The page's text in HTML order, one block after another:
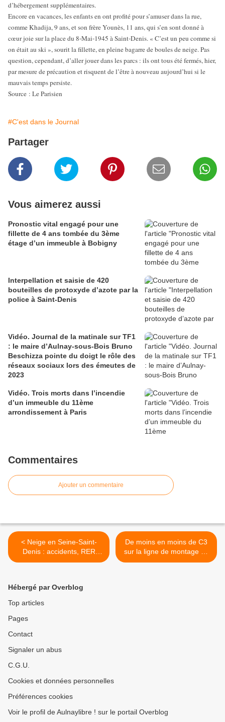
d’hébergement supplémentaires.
Encore en vacances, les enfants en ont profité pour s’amuser dans la rue,
comme Khadija, 9 ans, et son frère Younès, 11 ans, qui s’en sont donné à
cœur joie sur la place du 8-Mai-1945 à Saint-Denis. « C’est un peu comme si
on était au ski », sourit la fillette, en pleine bagarre de boules de neige. Pas
question, cependant, d’aller jouer dans les parcs : ils ont tous été fermés, hier,
par mesure de précaution et risquent de l’être à nouveau aujourd’hui si le
mauvais temps persiste.
Source : Le Parisien
#C'est dans le Journal
Partager
Vous aimerez aussi
Pronostic vital engagé pour une
fillette de 4 ans tombée du 3ème
étage d’un immeuble à Bobigny
Interpellation et saisie de 420
bouteilles de protoxyde d’azote par la
police à Saint-Denis
Vidéo. Journal de la matinale sur TF1
: le maire d’Aulnay-sous-Bois Bruno
Beschizza pointe du doigt le rôle des
réseaux sociaux lors des émeutes de
2023
Vidéo. Trois morts dans l’incendie
d’un immeuble du 11ème
arrondissement à Paris
Commentaires
Ajouter un commentaire
< Neige en Seine-Saint-
Denis : accidents, RER
ralentis, pas de bus, tous
De moins en moins de C3
sur la ligne de montage de
PSA Aulnay-sous-Bois >
Hébergé par Overblog
Top articles
Pages
Contact
Signaler un abus
C.G.U.
Cookies et données personnelles
Préférences cookies
Voir le profil de Aulnaylibre ! sur le portail Overblog